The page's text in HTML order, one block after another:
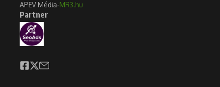
APEV Média-MR3.hu
Partner